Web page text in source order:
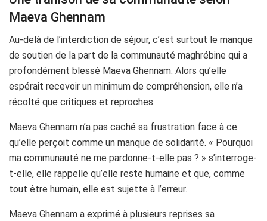
Maeva Ghennam
Au-delà de l’interdiction de séjour, c’est surtout le manque
de soutien de la part de la communauté maghrébine qui a
profondément blessé Maeva Ghennam. Alors qu’elle
espérait recevoir un minimum de compréhension, elle n’a
récolté que critiques et reproches.
Maeva Ghennam n’a pas caché sa frustration face à ce
qu’elle perçoit comme un manque de solidarité. « Pourquoi
ma communauté ne me pardonne-t-elle pas ? » s’interroge-
t-elle, elle rappelle qu’elle reste humaine et que, comme
tout être humain, elle est sujette à l’erreur.
Maeva Ghennam a exprimé à plusieurs reprises sa